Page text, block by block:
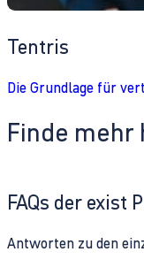
Tentris
Die Grundlage für
Finde mehr
FAQs der exist
Antworten zu den